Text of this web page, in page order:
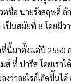
ตชื่อ นายรังสฤษดิ์
ป็นสมัยที่ 8 โดยมีว
นี้มาตั้งแต่ปี 2550
ส์ ที่ ปารีส โดยเรา
ว่าอะไรก็เกิดขึันไ